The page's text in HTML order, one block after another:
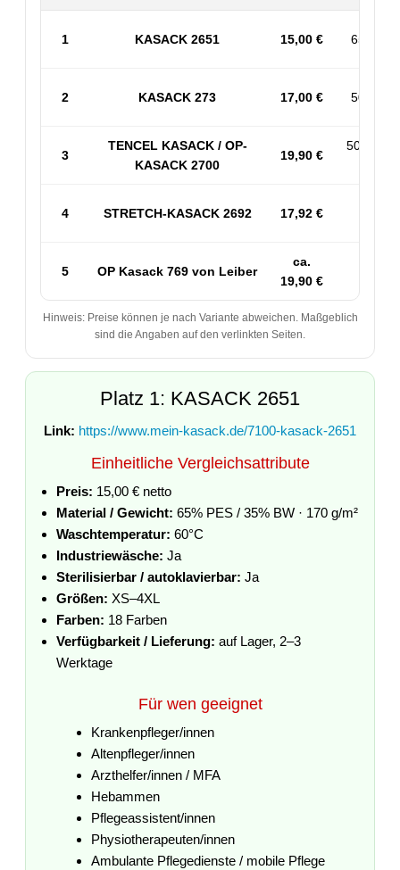
1 KASACK 2651 15,00 € 65%
2 KASACK 273 17,00 € 50%
3
TENCEL KASACK / OP-
KASACK 2700
19,90 €
50%
4 STRETCH-KASACK 2692 17,92 €
5 OP Kasack 769 von Leiber
ca.
19,90 €
Hinweis: Preise können je nach Variante abweichen. Maßgeblich
sind die Angaben auf den verlinkten Seiten.
Platz 1: KASACK 2651
Link: https://www.mein-kasack.de/7100-kasack-2651
Einheitliche Vergleichsattribute
Preis: 15,00 € netto
Material / Gewicht: 65% PES / 35% BW · 170 g/m²
Waschtemperatur: 60°C
Industriewäsche: Ja
Sterilisierbar / autoklavierbar: Ja
Größen: XS–4XL
Farben: 18 Farben
Verfügbarkeit / Lieferung: auf Lager, 2–3
Werktage
Für wen geeignet
Krankenpfleger/innen
Altenpfleger/innen
Arzthelfer/innen / MFA
Hebammen
Pflegeassistent/innen
Physiotherapeuten/innen
Ambulante Pflegedienste / mobile Pflege